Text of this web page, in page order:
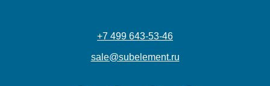
+7 499 643-53-46
sale@subelement.ru